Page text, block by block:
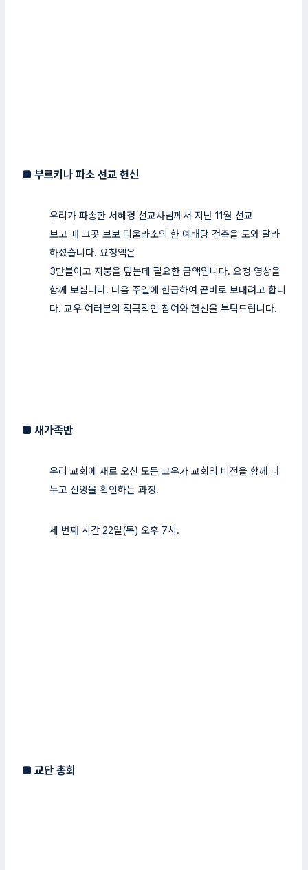
■ 부르키나 파소 선교 헌신
우리가 파송한 서혜경 선교사님께서 지난 11월 선교
보고 때 그곳 보보 디울라소의 한 예배당 건축을 도와 달라
하셨습니다. 요청액은
3만불이고 지붕을 덮는데 필요한 금액입니다. 요청 영상을
함께 보십니다. 다음 주일에 헌금하여 곧바로 보내려고 합니
다. 교우 여러분의 적극적인 참여와 헌신을 부탁드립니다.
■ 새가족반
우리 교회에 새로 오신 모든 교우가 교회의 비전을 함께 나
누고 신앙을 확인하는 과정.
세 번째 시간 22일(목) 오후 7시.
■ 교단 총회